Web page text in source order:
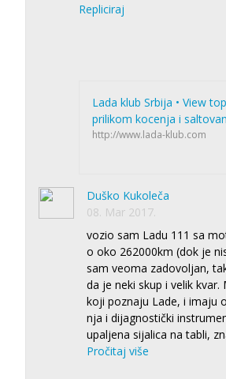
Repliciraj
Lada klub Srbija • View
prilikom kocenja i
http://www.lada-klub.com
Duško Kukoleča
08. Mar 2017.
vozio sam Ladu 111 sa
o oko 262000km (dok je
sam veoma zadovoljan,
da je neki skup i velik
koji poznaju Lade, i imaju
nja i dijagnostički
upaljena sijalica na tabli,
Pročitaj više